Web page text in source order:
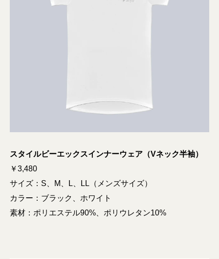
スタイルビーエックスインナーウェア（Vネック半袖）
￥3,480
サイズ：S、M、L、LL（メンズサイズ）
カラー：ブラック、ホワイト
素材：ポリエステル90%、ポリウレタン10%